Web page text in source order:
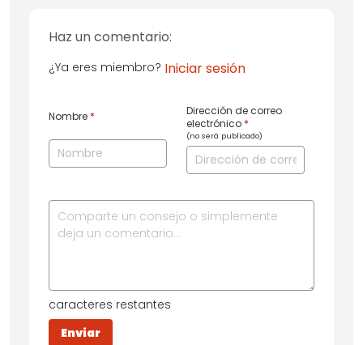
Haz un comentario:
¿Ya eres miembro? Iniciar sesión
Nombre *
Dirección de correo
electrónico *
(no será publicado)
caracteres restantes